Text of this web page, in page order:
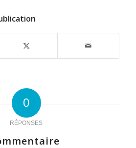
0
RÉPONSES